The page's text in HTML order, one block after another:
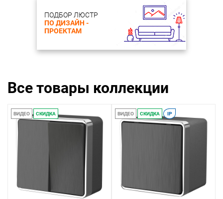
ПОДБОР ЛЮСТР
ПО ДИЗАЙН -
ПРОЕКТАМ
Все товары коллекции
ВИДЕО СКИДКА ВИДЕО СКИДКА IP